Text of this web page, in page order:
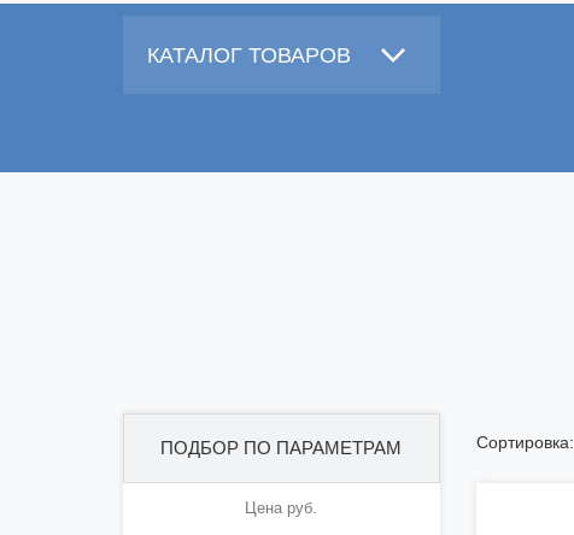
КАТАЛОГ ТОВАРОВ
ПОДБОР ПО ПАРАМЕТРАМ
Цена руб.
Сортировка: